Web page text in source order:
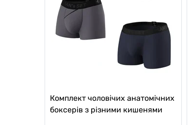
Комплект чоловічих анатомічних
боксерів з різними кишенями